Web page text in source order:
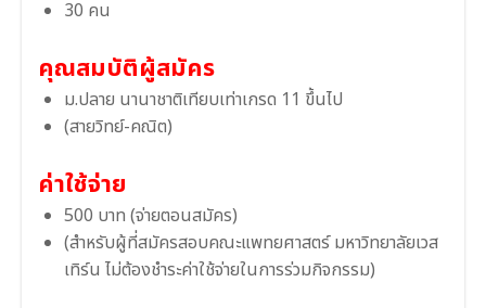
30 คน
คุณสมบัติผู้สมัคร
ม.ปลาย นานาชาติเทียบเท่าเกรด 11 ขึ้นไป
(สายวิทย์-คณิต)
ค่าใช้จ่าย
500 บาท (จ่ายตอนสมัคร)
(สำหรับผู้ที่สมัครสอบคณะแพทยศาสตร์ มหาวิทยาลัยเวส
เทิร์น ไม่ต้องชำระค่าใช้จ่ายในการร่วมกิจกรรม)